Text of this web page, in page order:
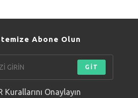
Abone Olun
GİT
Kurallarını Onaylayın